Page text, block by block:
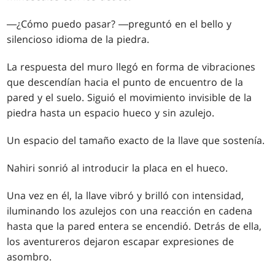
―¿Cómo puedo pasar? ―preguntó en el bello y
silencioso idioma de la piedra.
La respuesta del muro llegó en forma de vibraciones
que descendían hacia el punto de encuentro de la
pared y el suelo. Siguió el movimiento invisible de la
piedra hasta un espacio hueco y sin azulejo.
Un espacio del tamaño exacto de la llave que sostenía.
Nahiri sonrió al introducir la placa en el hueco.
Una vez en él, la llave vibró y brilló con intensidad,
iluminando los azulejos con una reacción en cadena
hasta que la pared entera se encendió. Detrás de ella,
los aventureros dejaron escapar expresiones de
asombro.